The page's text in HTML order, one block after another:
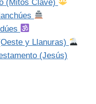
(Mitos Clave)
y Llanuras)
(Jesús)